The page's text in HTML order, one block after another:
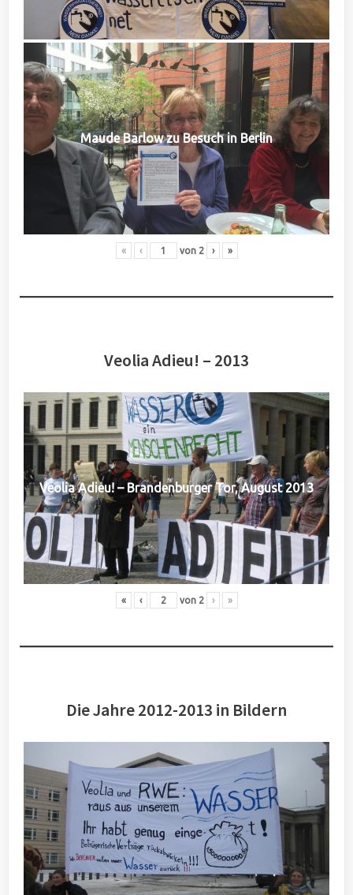
Maude Barlow zu Besuch in Berlin
« ‹ von 2 › »
Veolia Adieu! – 2013
Veolia Adieu! – Brandenburger Tor, August 2013
« ‹ von 2 › »
Die Jahre 2012-2013 in Bildern